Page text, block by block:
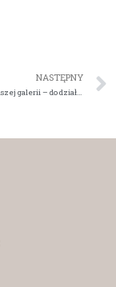
NASTĘPNY
Zapraszamy do naszej galerii – do działu unikaty – nowe piękne zdjęcia!!!